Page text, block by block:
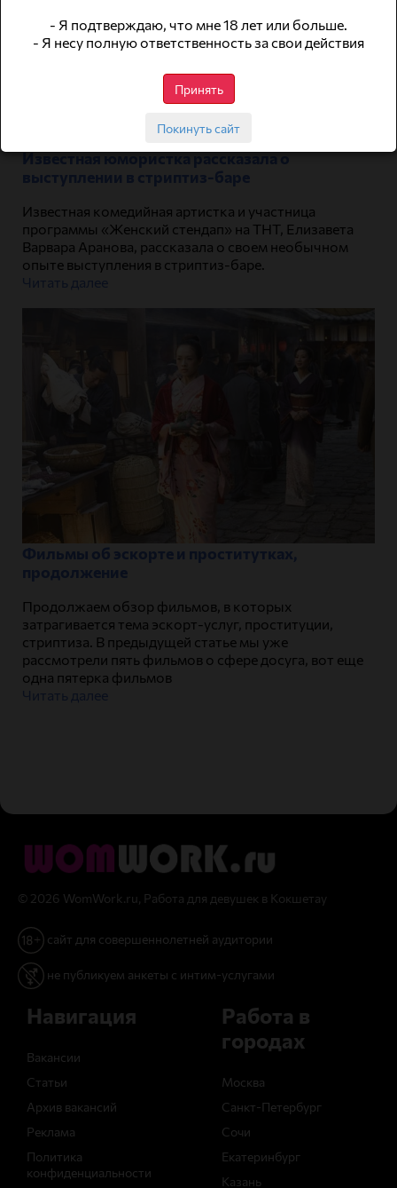
Известная юмористка рассказала о
выступлении в стриптиз-баре
Известная комедийная артистка и участница
программы «Женский стендап» на ТНТ, Елизавета
Варвара Аранова, рассказала о своем необычном
опыте выступления в стриптиз-баре.
Читать далее
Фильмы об эскорте и проститутках,
продолжение
Продолжаем обзор фильмов, в которых
затрагивается тема эскорт-услуг, проституции,
стриптиза. В предыдущей статье мы уже
рассмотрели пять фильмов о сфере досуга, вот еще
одна пятерка фильмов
Читать далее
© 2026 WomWork.ru, Работа для девушек в Кокшетау
сайт для совершеннолетней аудитории
не публикуем анкеты с интим-услугами
Навигация
Вакансии
Статьи
Архив вакансий
Реклама
Политика
конфиденциальности
Работа в
городах
Москва
Санкт-Петербург
Сочи
Екатеринбург
Казань
- Я подтверждаю, что мне 18 лет или больше.
- Я несу полную ответственность за свои действия
Принять
Покинуть сайт